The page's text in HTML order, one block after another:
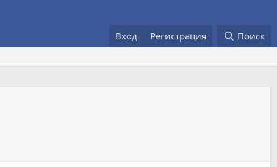
Вход Регистрация Поиск